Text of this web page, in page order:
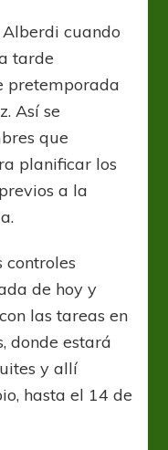
cuando
tarde
pretemporada
Así se
que
planificar los
a la
controles
de hoy y
las tareas en
donde estará
y allí
hasta el 14 de